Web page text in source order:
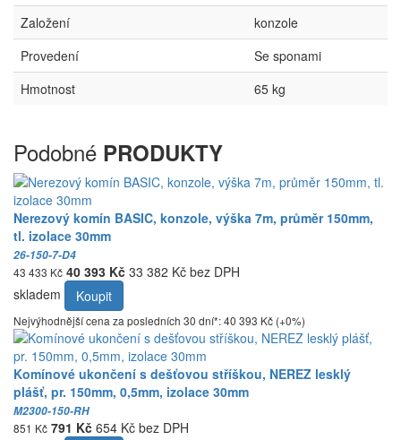
Založení
konzole
Provedení
Se sponami
Hmotnost
65 kg
Podobné PRODUKTY
Nerezový komín BASIC, konzole, výška 7m, průměr 150mm,
tl. izolace 30mm
26-150-7-D4
43 433 Kč 40 393 Kč 33 382 Kč bez DPH
skladem
Koupit
Nejvýhodnější cena za posledních 30 dní*: 40 393 Kč (+0%)
Komínové ukončení s dešťovou stříškou, NEREZ lesklý
plášť, pr. 150mm, 0,5mm, izolace 30mm
M2300-150-RH
851 Kč 791 Kč 654 Kč bez DPH